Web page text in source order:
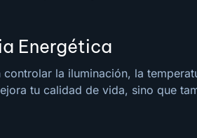
Energética
la iluminación, la
tu calidad de vida, sino que